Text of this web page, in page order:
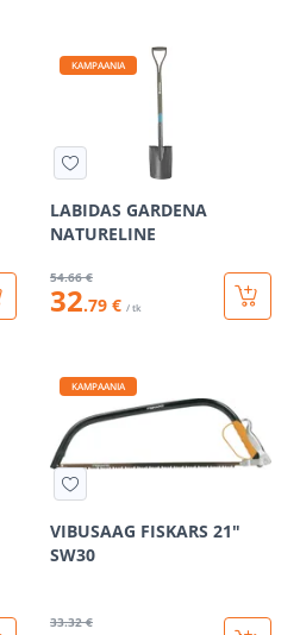
KAMPAANIA
LABIDAS GARDENA
NATURELINE
54.66 €
32.79 € / tk
KAMPAANIA
VIBUSAAG FISKARS 21"
SW30
33.32 €